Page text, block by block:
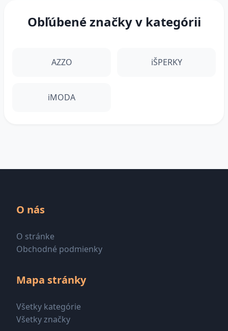
Obľúbené značky v kategórii
AZZO iŠPERKY
iMODA
O nás
O stránke
Obchodné podmienky
Mapa stránky
Všetky kategórie
Všetky značky